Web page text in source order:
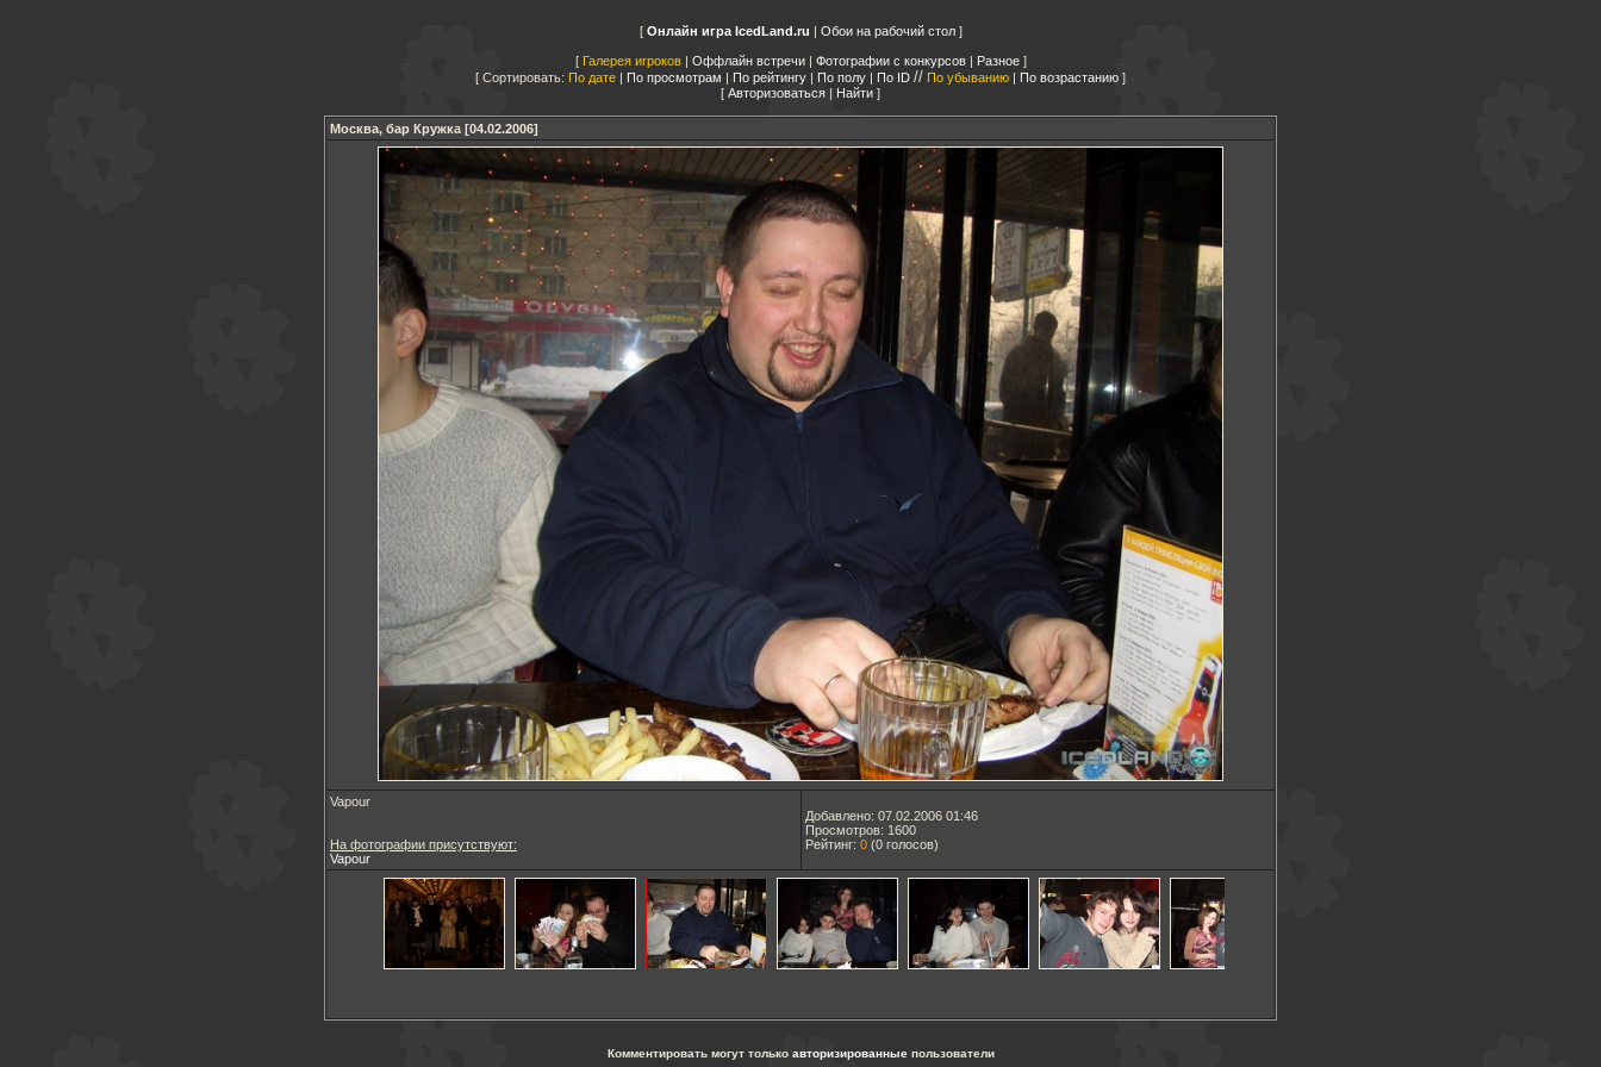
Онлайн игра IcedLand.ru | Обои на рабочий стол
Галерея игроков| Оффлайн встречи| Фотографии с конкурсов| Разное
Сортировать: По дате | По просмотрам | По рейтингу | По полу | По ID // По убыванию | По возрастанию
Авторизоваться | Найти
Москва, бар Кружка [04.02.2006]
Vapour
На фотографии присутствуют:
Vapour
Добавлено: 07.02.2006 01:46
Просмотров: 1600
Рейтинг: 0 (0 голосов)
Комментировать могут только авторизированныепользователи